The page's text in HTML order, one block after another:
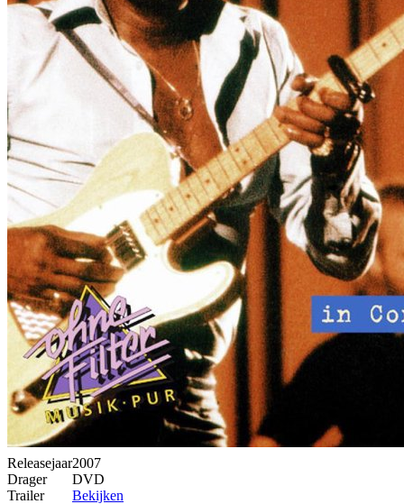
Releasejaar2007
Drager
DVD
Trailer
Bekijken